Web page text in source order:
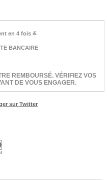
&
BANCAIRE
REMBOURSÉ. VÉRIFIEZ VOS
DE VOUS ENGAGER.